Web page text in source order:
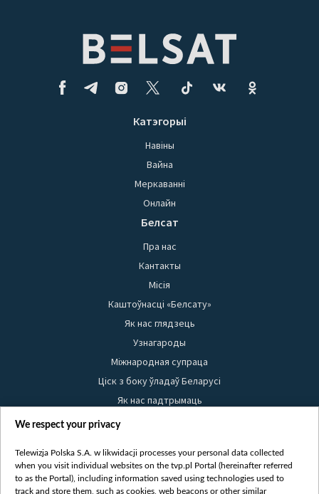
Катэгорыі
Навіны
Вайна
Меркаванні
Онлайн
Белсат
Пра нас
Кантакты
Місія
Каштоўнасці «Белсату»
Як нас глядзець
Узнагароды
Міжнародная супраца
Ціск з боку ўладаў Беларусі
Як нас падтрымаць
Правілы выкарыстання матэрыялаў
Бяспека
Youtube
We respect your privacy
Telewizja Polska S.A. w likwidacji processes your personal data collected
when you visit individual websites on the tvp.pl Portal (hereinafter referred
to as the Portal), including information saved using technologies used to
track and store them, such as cookies, web beacons or other similar